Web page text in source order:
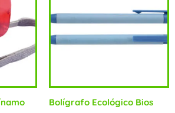
Bolígrafo Ecológico Bios